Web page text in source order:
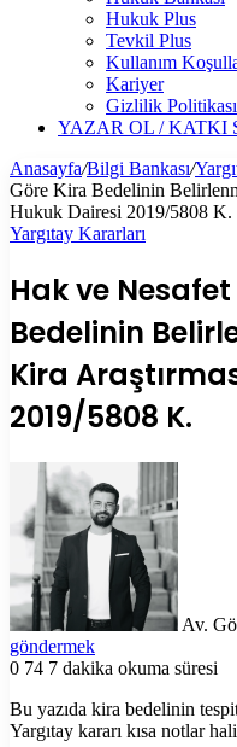
Hukuk Plus
Tevkil Plus
Kullanım
Kariyer
Gizlilik Politikası
YAZAR OL / KATKI
Anasayfa/Bilgi Bankası/
Göre Kira Bedelinin
Hukuk Dairesi 2019/5808 K.
Yargıtay Kararları
Hak ve Nesafet
Bedelinin
Kira
2019/5808 K.
Av.
göndermek
0 74 7 dakika okuma süresi
Bu yazıda kira bedelinin
Yargıtay kararı kısa notlar